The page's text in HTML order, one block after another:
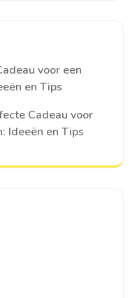
voor een
en Tips
Cadeau voor
Ideeën en Tips